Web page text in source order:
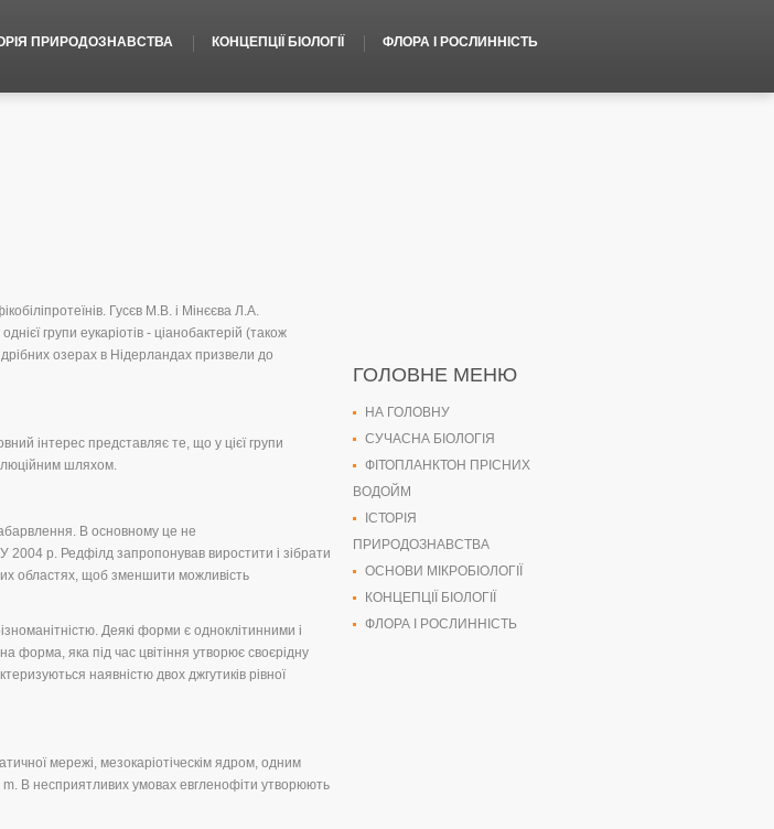
ПРИРОДОЗНАВСТВА КОНЦЕПЦІЇ БІОЛОГІЇ ФЛОРА І РОСЛИННІСТЬ
Гусєв М.В. і Мінєєва Л.А.
групи еукаріотів - ціанобактерій (також
озерах в Нідерландах призвели до
інтерес представляє те, що у цієї групи
шляхом.
В основному це не
р. Редфілд запропонував виростити і зібрати
областях, щоб зменшити можливість
Деякі форми є одноклітинними і
форма, яка під час цвітіння утворює своєрідну
наявністю двох джгутиків рівної
мережі, мезокаріотіческім ядром, одним
m. В несприятливих умовах евгленофіти утворюють
ГОЛОВНЕ МЕНЮ
НА ГОЛОВНУ
СУЧАСНА БІОЛОГІЯ
ФІТОПЛАНКТОН ПРІСНИХ
ВОДОЙМ
ІСТОРІЯ
ПРИРОДОЗНАВСТВА
ОСНОВИ МІКРОБІОЛОГІЇ
КОНЦЕПЦІЇ БІОЛОГІЇ
ФЛОРА І РОСЛИННІСТЬ